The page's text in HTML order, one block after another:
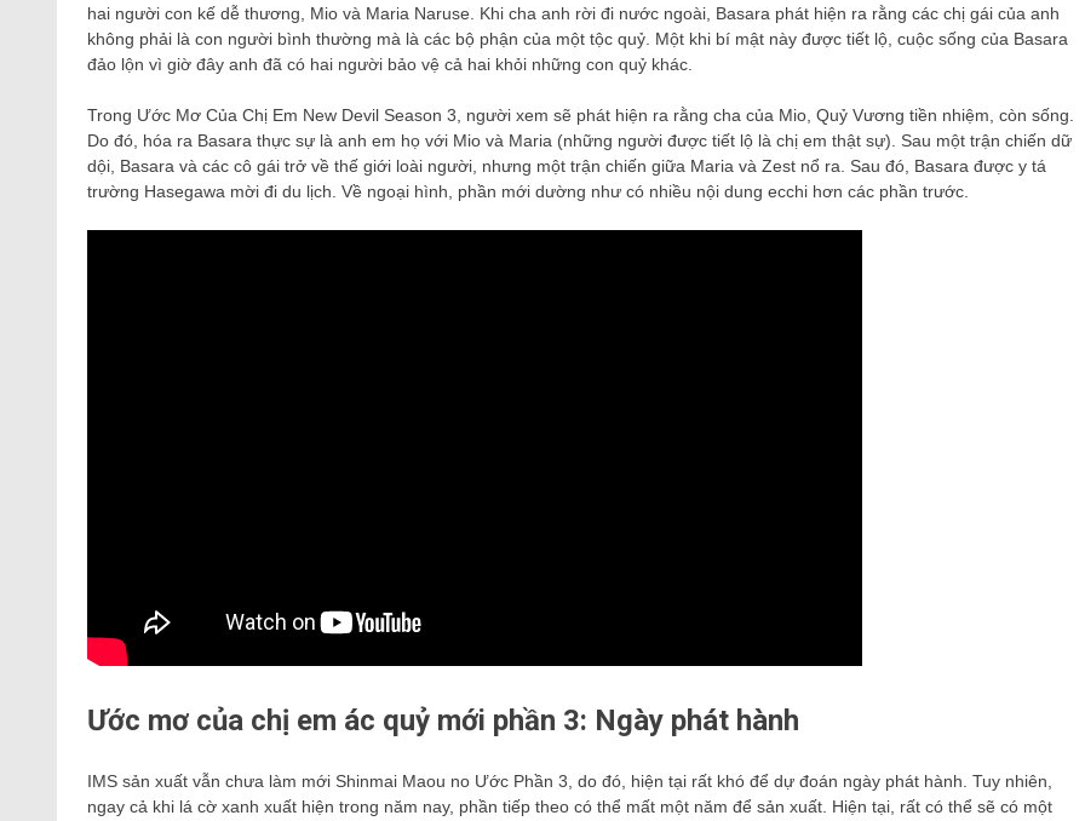
hai người con kế dễ thương, Mio và Maria Naruse. Khi cha anh rời đi nước ngoài, Basara phát hiện ra rằng các chị gái của anh
không phải là con người bình thường mà là các bộ phận của một tộc quỷ. Một khi bí mật này được tiết lộ, cuộc sống của Basara
đảo lộn vì giờ đây anh đã có hai người bảo vệ cả hai khỏi những con quỷ khác.
Trong Ước Mơ Của Chị Em New Devil Season 3, người xem sẽ phát hiện ra rằng cha của Mio, Quỷ Vương tiền nhiệm, còn sống.
Do đó, hóa ra Basara thực sự là anh em họ với Mio và Maria (những người được tiết lộ là chị em thật sự). Sau một trận chiến dữ
dội, Basara và các cô gái trở về thế giới loài người, nhưng một trận chiến giữa Maria và Zest nổ ra. Sau đó, Basara được y tá
trường Hasegawa mời đi du lịch. Về ngoại hình, phần mới dường như có nhiều nội dung ecchi hơn các phần trước.
Ước mơ của chị em ác quỷ mới phần 3: Ngày phát hành
IMS sản xuất vẫn chưa làm mới Shinmai Maou no Ước Phần 3, do đó, hiện tại rất khó để dự đoán ngày phát hành. Tuy nhiên,
ngay cả khi lá cờ xanh xuất hiện trong năm nay, phần tiếp theo có thể mất một năm để sản xuất. Hiện tại, rất có thể sẽ có một